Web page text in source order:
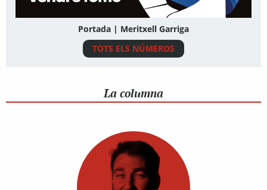
Portada | Meritxell Garriga
TOTS ELS NÚMEROS
La columna